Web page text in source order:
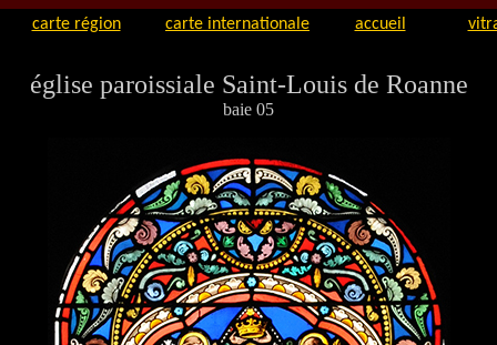
carte région carte internationale accueil
église paroissiale Saint-Louis de Roanne
baie 05